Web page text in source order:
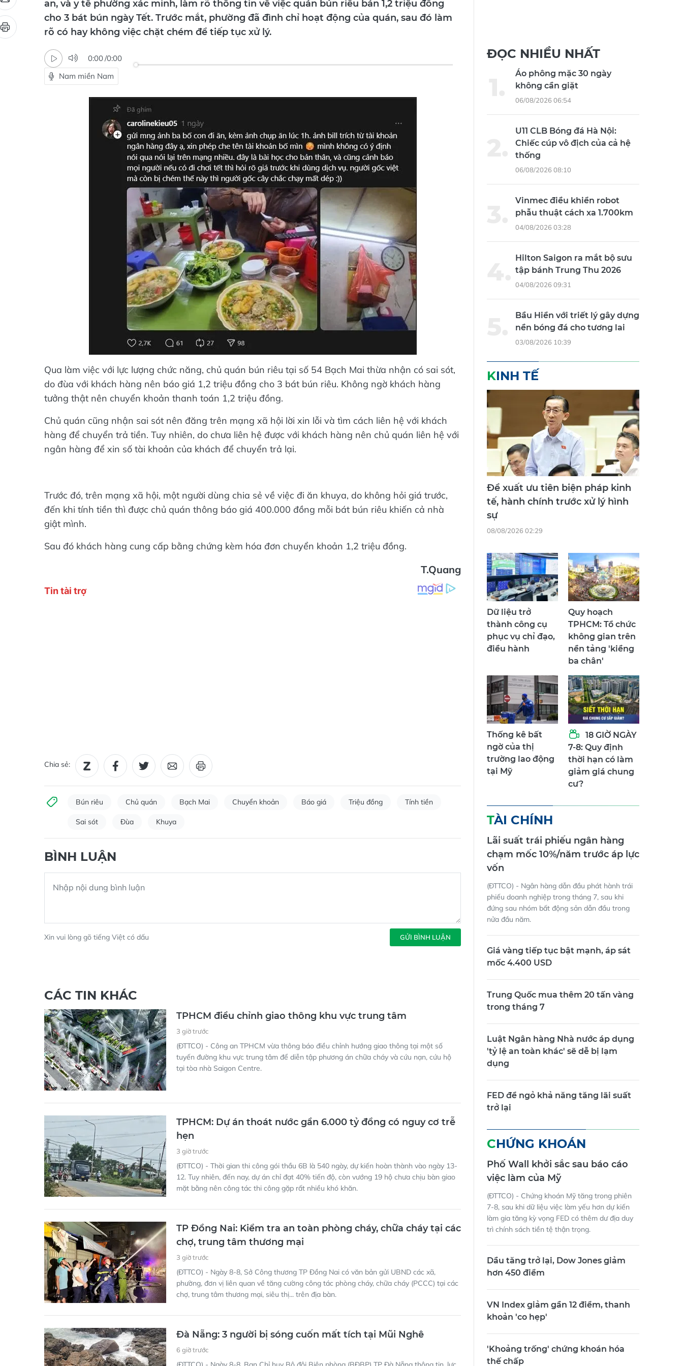
cho 3 bát bún ngày Tết. Trước mắt, phường đã đình chỉ hoạt động của quán, sau đó làm
rõ có hay không việc chặt chém để tiếp tục xử lý.
0:00 /0:00
Nam miền Nam
Qua làm việc với lực lượng chức năng, chủ quán bún riêu tại số 54 Bạch Mai thừa nhận có sai sót,
do đùa với khách hàng nên báo giá 1,2 triệu đồng cho 3 bát bún riêu. Không ngờ khách hàng
tưởng thật nên chuyển khoản thanh toán 1,2 triệu đồng.
Chủ quán cũng nhận sai sót nên đăng trên mạng xã hội lời xin lỗi và tìm cách liên hệ với khách
hàng để chuyển trả tiền. Tuy nhiên, do chưa liên hệ được với khách hàng nên chủ quán liên hệ với
ngân hàng để xin số tài khoản của khách để chuyển trả lại.
Trước đó, trên mạng xã hội, một người dùng chia sẻ về việc đi ăn khuya, do không hỏi giá trước,
đến khi tính tiền thì được chủ quán thông báo giá 400.000 đồng mỗi bát bún riêu khiến cả nhà
giật mình.
Sau đó khách hàng cung cấp bằng chứng kèm hóa đơn chuyển khoản 1,2 triệu đồng.
T.Quang
Chia sẻ:
Bún riêu Chủ quán Bạch Mai Chuyển khoản Báo giá Triệu đồng Tính tiền
Sai sót Đùa Khuya
BÌNH LUẬN
Xin vui lòng gõ tiếng Việt có dấu GỬI BÌNH LUẬN
CÁC TIN KHÁC
TPHCM điều chỉnh giao thông khu vực trung tâm
(ĐTTCO) - Công an TPHCM vừa thông báo điều chỉnh hướng giao thông tại một số
tuyến đường khu vực trung tâm để diễn tập phương án chữa cháy và cứu nạn, cứu hộ
tại tòa nhà Saigon Centre.
TPHCM: Dự án thoát nước gần 6.000 tỷ đồng có nguy cơ trễ
hẹn
(ĐTTCO) - Thời gian thi công gói thầu 6B là 540 ngày, dự kiến hoàn thành vào ngày 13-
12. Tuy nhiên, đến nay, dự án chỉ đạt 40% tiến độ, còn vướng 19 hộ chưa chịu bàn giao
mặt bằng nên công tác thi công gặp rất nhiều khó khăn.
TP Đồng Nai: Kiểm tra an toàn phòng cháy, chữa cháy tại các
chợ, trung tâm thương mại
(ĐTTCO) - Ngày 8-8, Sở Công thương TP Đồng Nai có văn bản gửi UBND các xã,
phường, đơn vị liên quan về tăng cường công tác phòng cháy, chữa cháy (PCCC) tại các
chợ, trung tâm thương mại, siêu thị... trên địa bàn.
Đà Nẵng: 3 người bị sóng cuốn mất tích tại Mũi Nghê
(ĐTTCO) - Ngày 8-8, Ban Chỉ huy Bộ đội Biên phòng (BĐBP) TP Đà Nẵng thông tin, lực
ĐỌC NHIỀU NHẤT
Áo phông mặc 30 ngày
không cần giặt
U11 CLB Bóng đá Hà Nội:
Chiếc cúp vô địch của cả hệ
thống
Vinmec điều khiển robot
phẫu thuật cách xa 1.700km
Hilton Saigon ra mắt bộ sưu
tập bánh Trung Thu 2026
Bầu Hiển với triết lý gây dựng
nền bóng đá cho tương lai
KINH TẾ
Đề xuất ưu tiên biện pháp kinh
tế, hành chính trước xử lý hình
sự
Dữ liệu trở
thành công cụ
phục vụ chỉ đạo,
điều hành
Quy hoạch
TPHCM: Tổ chức
không gian trên
nền tảng 'kiềng
ba chân'
Thống kê bất
ngờ của thị
trường lao động
tại Mỹ
18 GIỜ NGÀY
7-8: Quy định
thời hạn có làm
giảm giá chung
cư?
TÀI CHÍNH
Lãi suất trái phiếu ngân hàng
chạm mốc 10%/năm trước áp lực
vốn
(ĐTTCO) - Ngân hàng dẫn đầu phát hành trái
phiếu doanh nghiệp trong tháng 7, sau khi
đứng sau nhóm bất động sản dẫn đầu trong
nửa đầu năm.
Giá vàng tiếp tục bật mạnh, áp sát
mốc 4.400 USD
Trung Quốc mua thêm 20 tấn vàng
trong tháng 7
Luật Ngân hàng Nhà nước áp dụng
'tỷ lệ an toàn khác' sẽ dễ bị lạm
dụng
FED để ngỏ khả năng tăng lãi suất
trở lại
CHỨNG KHOÁN
Phố Wall khởi sắc sau báo cáo
việc làm của Mỹ
(ĐTTCO) - Chứng khoán Mỹ tăng trong phiên
7-8, sau khi dữ liệu việc làm yếu hơn dự kiến
làm gia tăng kỳ vọng FED có thêm dư địa duy
trì chính sách tiền tệ thận trọng.
Dầu tăng trở lại, Dow Jones giảm
hơn 450 điểm
VN Index giảm gần 12 điểm, thanh
khoản 'co hẹp'
'Khoảng trống' chứng khoán hóa
thế chấp